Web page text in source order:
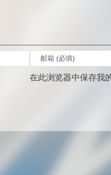
在此浏览器中保存我